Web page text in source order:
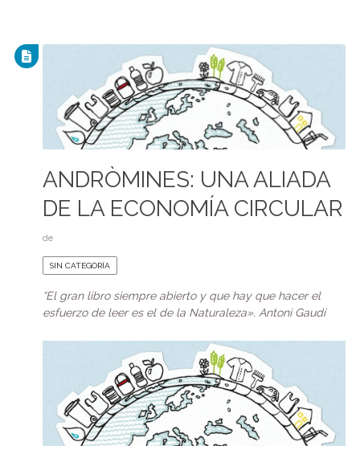
ANDRÒMINES: UNA ALIADA
DE LA ECONOMÍA CIRCULAR
de
SIN CATEGORÍA
“El gran libro siempre abierto y que hay que hacer el
esfuerzo de leer es el de la Naturaleza». Antoni Gaudí